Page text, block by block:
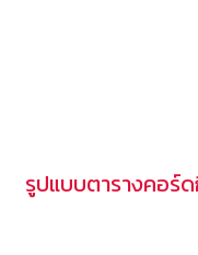
รูปแบบตารางคอร์